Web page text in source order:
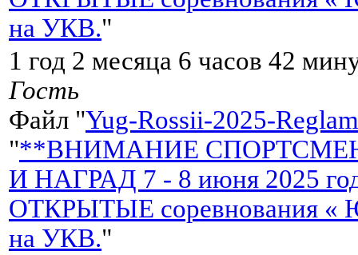
на УКВ."
1 год 2 месяца 6 часов 42
Гость
Файл "Yug-Rossii-2025-
"**ВНИМАНИЕ
И НАГРАД 7 - 8 июня 2025
ОТКРЫТЫЕ соревнования «
на УКВ."